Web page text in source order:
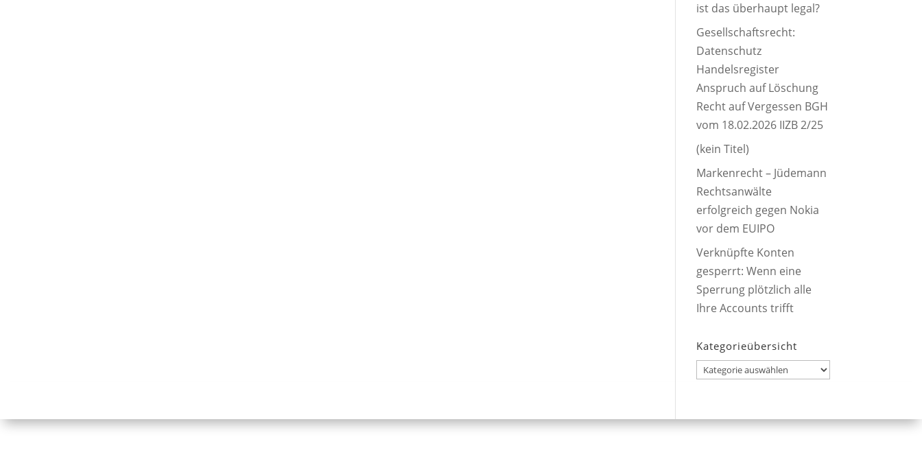
ist das überhaupt legal?
Gesellschaftsrecht:
Datenschutz
Handelsregister
Anspruch auf Löschung
Recht auf Vergessen BGH
vom 18.02.2026 IIZB 2/25
(kein Titel)
Markenrecht – Jüdemann
Rechtsanwälte
erfolgreich gegen Nokia
vor dem EUIPO
Verknüpfte Konten
gesperrt: Wenn eine
Sperrung plötzlich alle
Ihre Accounts trifft
Kategorieübersicht
Kategorieübersicht